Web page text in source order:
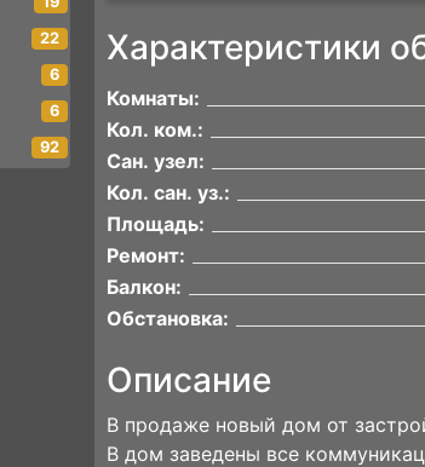
22
6
6
92
Характеристики
Комнаты:
Кол. ком.:
Сан. узел:
Кол. сан. уз.:
Площадь:
Ремонт:
Балкон:
Обстановка:
Описание
В продаже новый дом от
В дом заведены все